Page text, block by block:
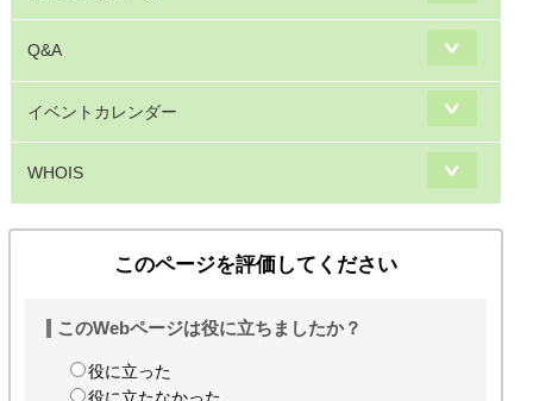
Q&A
イベントカレンダー
WHOIS
このページを評価してください
このWebページは役に立ちましたか？
役に立った
役に立たなかった